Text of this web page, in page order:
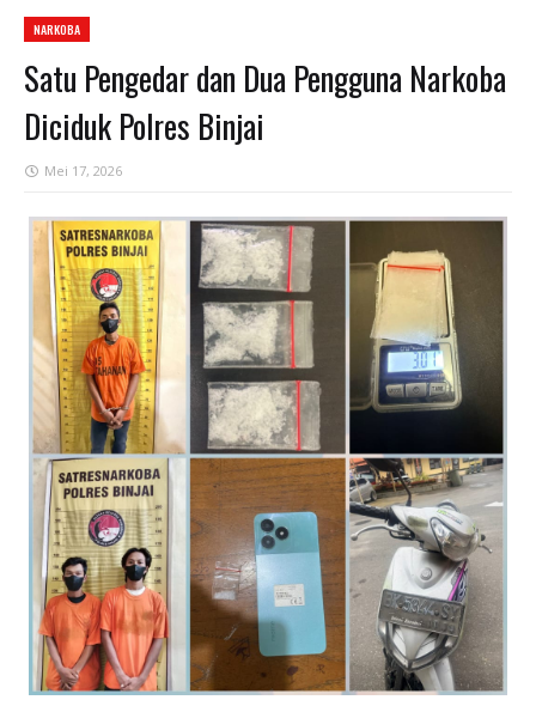
NARKOBA
Satu Pengedar dan Dua Pengguna Narkoba
Diciduk Polres Binjai
Mei 17, 2026